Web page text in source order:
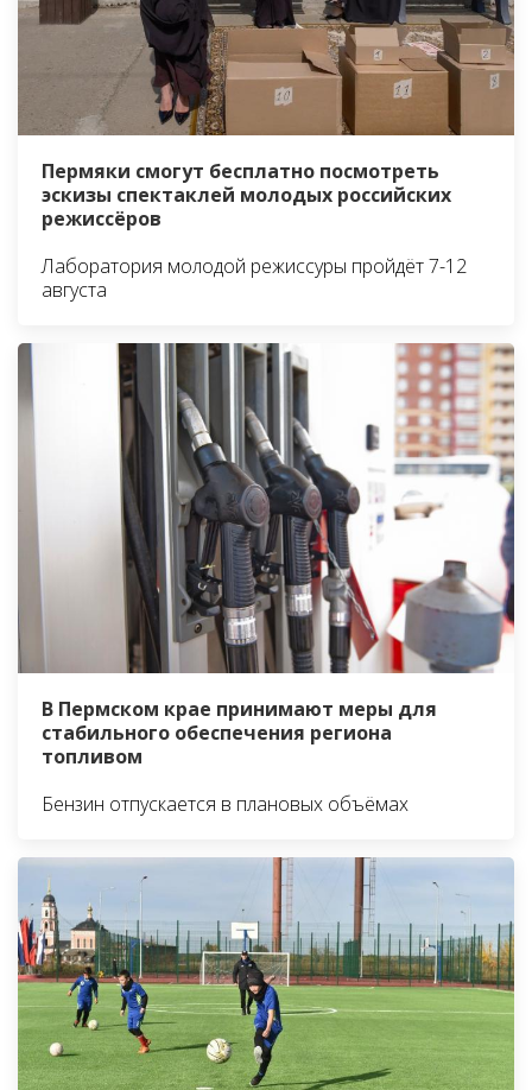
Пермяки смогут бесплатно посмотреть
эскизы спектаклей молодых российских
режиссёров
Лаборатория молодой режиссуры пройдёт 7-12
августа
В Пермском крае принимают меры для
стабильного обеспечения региона
топливом
Бензин отпускается в плановых объёмах